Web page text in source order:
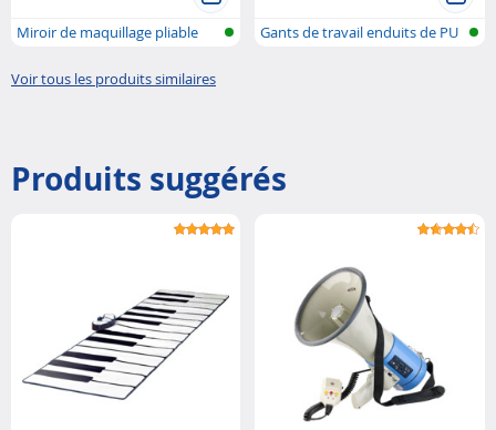
Miroir de maquillage pliable
Gants de travail enduits de PU
Voir tous les produits similaires
Produits suggérés